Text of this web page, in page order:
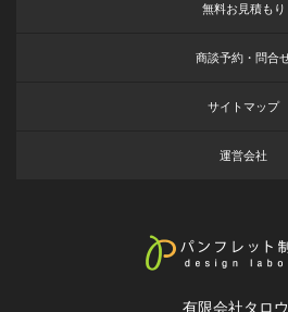
無料お見積もり
商談予約・問合
サイトマップ
運営会社
有限会社タロ